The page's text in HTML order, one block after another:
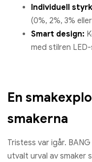
Individuell
(0%, 2%, 3%
Smart design:
med stilren
En
smakerna
Tristess var igår.
utvalt urval av smaker